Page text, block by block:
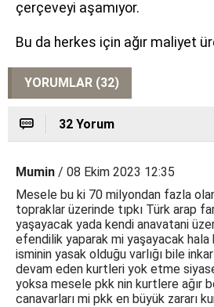
çerçeveyi aşamıyor.
Bu da herkes için ağır maliyet
YORUMLAR (32)
32 Yorum
Mumin / 08 Ekim 2023 12:35
Mesele bu ki 70 milyondan fazla
topraklar üzerinde tıpkı Türk arap
yaşayacak yada kendi anavatani
efendilik yaparak mi yaşayacak
isminin yasak olduğu varlığı bile
devam eden kurtleri yok etme
yoksa mesele pkk nin kurtlere ağır
canavarları mi pkk en büyük zararı